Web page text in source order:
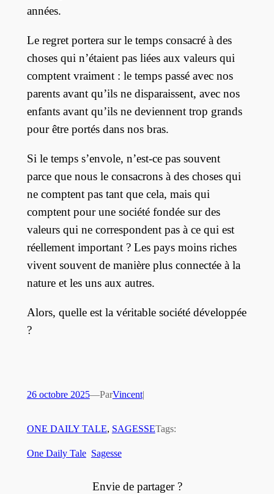
années.
Le regret portera sur le temps consacré à des
choses qui n’étaient pas liées aux valeurs qui
comptent vraiment : le temps passé avec nos
parents avant qu’ils ne disparaissent, avec nos
enfants avant qu’ils ne deviennent trop grands
pour être portés dans nos bras.
Si le temps s’envole, n’est-ce pas souvent
parce que nous le consacrons à des choses qui
ne comptent pas tant que cela, mais qui
comptent pour une société fondée sur des
valeurs qui ne correspondent pas à ce qui est
réellement important ? Les pays moins riches
vivent souvent de manière plus connectée à la
nature et les uns aux autres.
Alors, quelle est la véritable société développée
?
26 octobre 2025—ParVincent|
ONE DAILY TALE, SAGESSETags:
One Daily Tale Sagesse
Envie de partager ?